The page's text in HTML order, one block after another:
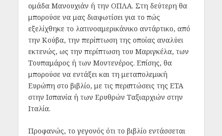
ομάδα Μανουχιάν ή την ΟΠΛΑ. Στη δεύτερη θα
μπορούσε να μας διαφωτίσει για το πώς
εξελίχθηκε το λατινοαμερικάνικο αντάρτικο, από
την Κούβα, την περίπτωση της οποίας αναλύει
εκτενώς, ως την περίπτωση του Μαριγκέλα, των
Τουπαμάρος ή των Μοντενέρος. Επίσης, θα
μπορούσε να εντάξει και τη μεταπολεμική
Ευρώπη στο βιβλίο, με τις περιπτώσεις της ΕΤΑ
στην Ισπανία ή των Ερυθρών Ταξιαρχιών στην
Ιταλία.
Προφανώς, το γεγονός ότι το βιβλίο εντάσσεται